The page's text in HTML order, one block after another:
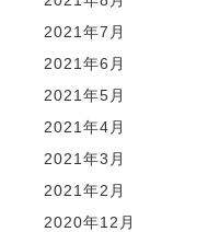
2021年7月
2021年6月
2021年5月
2021年4月
2021年3月
2021年2月
2020年12月